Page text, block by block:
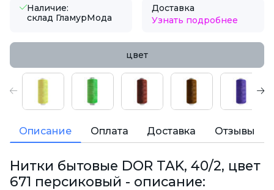
Наличие:
склад ГламурМода
Доставка
Узнать подробнее
цвет
Описание Оплата Доставка Отзывы
Нитки бытовые DOR TAK, 40/2, цвет
671 персиковый - описание: